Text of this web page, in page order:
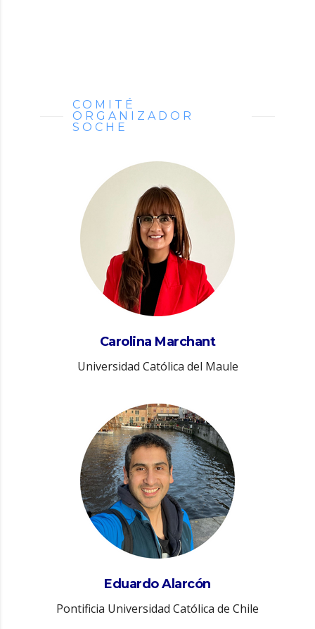
COMITÉ
ORGANIZADOR
SOCHE
Carolina Marchant
Universidad Católica del Maule
Eduardo Alarcón
Pontificia Universidad Católica de Chile